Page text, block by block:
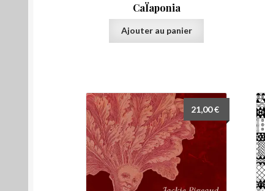
CaÏaponia
Ajouter au panier
21,00€